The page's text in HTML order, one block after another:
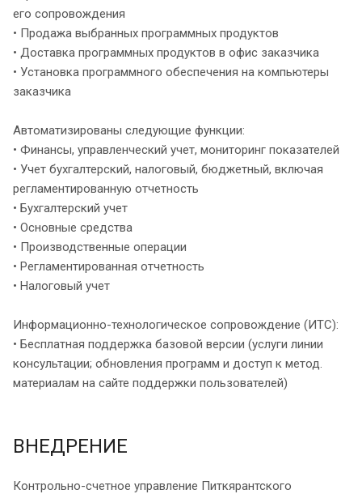
его сопровождения
• Продажа выбранных программных продуктов
• Доставка программных продуктов в офис заказчика
• Установка программного обеспечения на компьютеры
заказчика
Автоматизированы следующие функции:
• Финансы, управленческий учет, мониторинг показателей
• Учет бухгалтерский, налоговый, бюджетный, включая
регламентированную отчетность
• Бухгалтерский учет
• Основные средства
• Производственные операции
• Регламентированная отчетность
• Налоговый учет
Информационно-технологическое сопровождение (ИТС):
• Бесплатная поддержка базовой версии (услуги линии
консультации; обновления программ и доступ к метод.
материалам на сайте поддержки пользователей)
ВНЕДРЕНИЕ
Контрольно-счетное управление Питкярантского